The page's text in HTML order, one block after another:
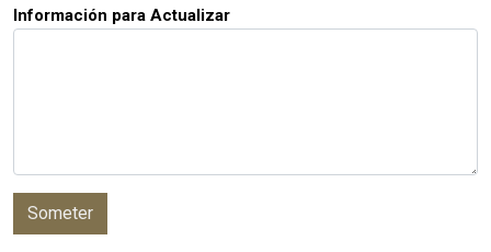
Información para Actualizar
Someter